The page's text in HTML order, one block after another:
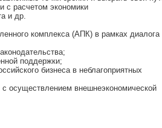
с расчетом экономики
и др.
комплекса (АПК) в рамках диалога
поддержки;
бизнеса в неблагоприятных
осуществлением внешнеэкономической